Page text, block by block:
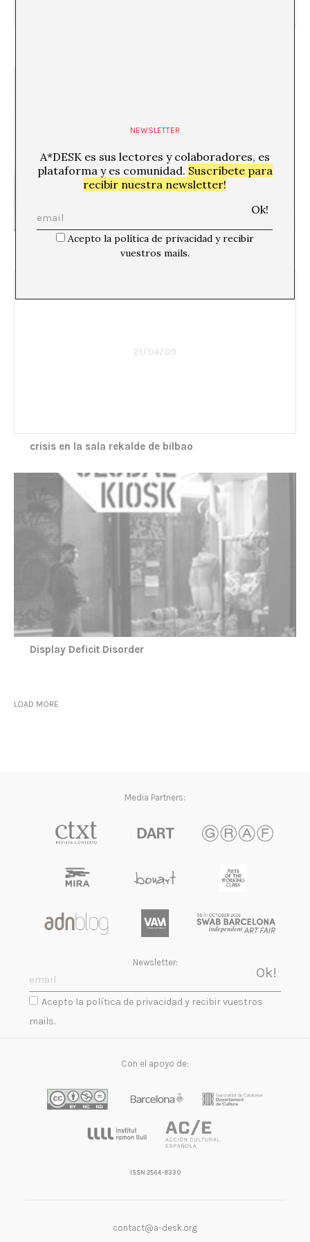
La ocasión la pintan calva
21/04/09
crisis en la sala rekalde de bilbao
Display Deficit Disorder
LOAD MORE
Media Partners:
Newsletter:
Acepto la política de privacidad y recibir vuestros
mails.
Con el apoyo de:
ISSN 2564-8330
contact@a-desk.org
NEWSLETTER
A*DESK es sus lectores y colaboradores, es
plataforma y es comunidad. Suscríbete para
recibir nuestra newsletter!
Acepto la política de privacidad y recibir
vuestros mails.